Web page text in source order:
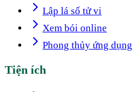
Lập lá số tử vi
Xem bói online
Phong thủy ứng dụng
Tiện ích